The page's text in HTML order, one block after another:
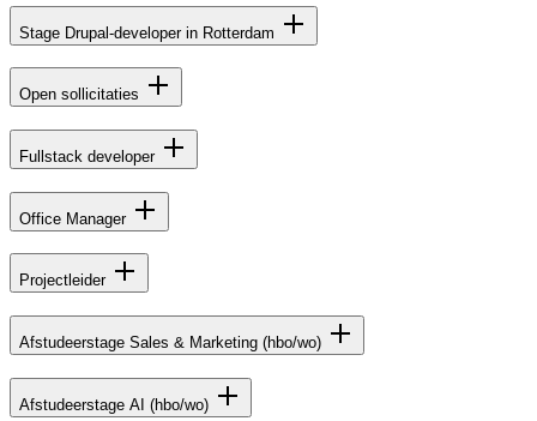
Stage Drupal-developer in Rotterdam
Open sollicitaties
Fullstack developer
Office Manager
Projectleider
Afstudeerstage Sales & Marketing (hbo/wo)
Afstudeerstage AI (hbo/wo)